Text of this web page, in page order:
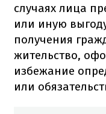
случаях лица
или иную
получения
жительство,
избежание
или